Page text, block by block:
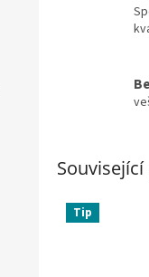
Tip